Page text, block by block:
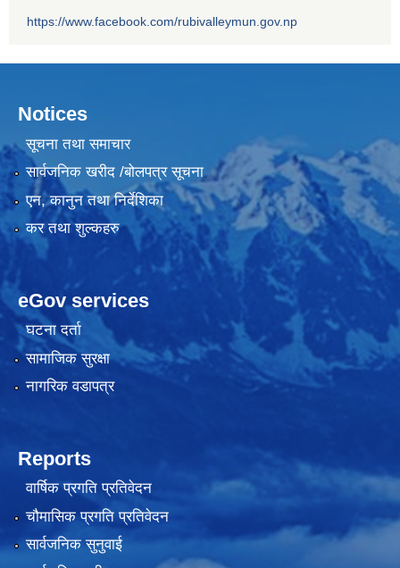
https://www.facebook.com/rubivalleymun.gov.np
Notices
सूचना तथा समाचार
सार्वजनिक खरीद /बोलपत्र सूचना
एन, कानुन तथा निर्देशिका
कर तथा शुल्कहरु
eGov services
घटना दर्ता
सामाजिक सुरक्षा
नागरिक वडापत्र
Reports
वार्षिक प्रगति प्रतिवेदन
चौमासिक प्रगति प्रतिवेदन
सार्वजनिक सुनुवाई